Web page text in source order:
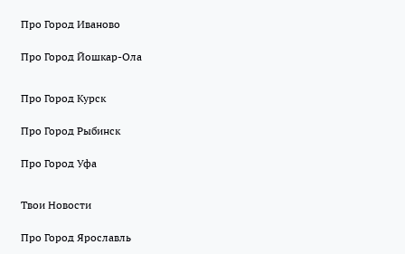
Про Город Иваново
Про Город Йошкар-Ола
Про Город Курск
Про Город Рыбинск
Про Город Уфа
Твои Новости
Про Город Ярославль